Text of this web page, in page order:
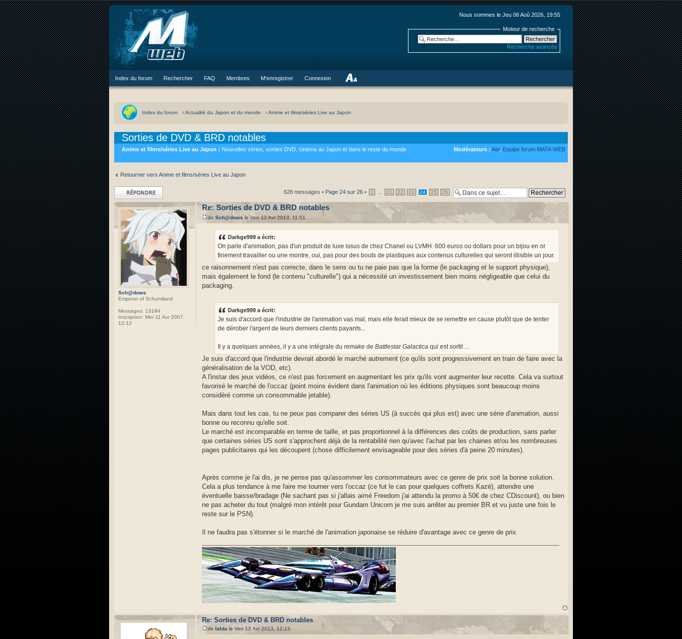
Nous sommes le Jeu 06 Aoû 2026, 19:55
Moteur de recherche
Recherche avancée
Index du forum Rechercher FAQ Membres M’enregistrer Connexion
Index du forum ‹ Actualité du Japon et du monde ‹ Anime et films/séries Live au Japon
Sorties de DVD & BRD notables
Modérateurs : Aer, Equipe forum MATA-WEB
Anime et films/séries Live au Japon : Nouvelles séries, sorties DVD, cinéma au Japon et dans le reste du monde
Retourner vers Anime et films/séries Live au Japon
Répondre 628 messages • Page 24 sur 26 • 1 21 22 23 24 25 26
Sch@dows
Emperor of Schumiland
Messages: 13194
Inscription: Mer 11 Avr 2007,
12:12
Re: Sorties de DVD & BRD notables
de Sch@dows le Ven 12 Avr 2013, 11:51
Darkge999 a écrit:
On parle d'animation, pas d'un produit de luxe issus de chez Chanel ou LVMH. 600 euros ou dollars pour un bijou en or
finement travailler ou une montre, oui, pas pour des bouts de plastiques aux contenus culturelles qui seront illisible un jour.
ce raisonnement n'est pas correcte, dans le sens ou tu ne paie pas que la forme (le packaging et le support physique),
mais également le fond (le contenu "culturelle") qui a nécessité un investissement bien moins négligeable que celui du
packaging.
Darkge999 a écrit:
Je suis d'accord que l'industrie de l'animation vas mal, mais elle ferait mieux de se remettre en cause plutôt que de tenter
de dérober l'argent de leurs derniers clients payants...
Il y a quelques années, il y a une intégrale du remake de Battlestar Galactica qui est sortit ...
Je suis d'accord que l'industrie devrait abordé le marché autrement (ce qu'ils sont progressivement en train de faire avec la
généralisation de la VOD, etc).
A l'instar des jeux vidéos, ce n'est pas forcement en augmentant les prix qu'ils vont augmenter leur recette. Cela va surtout
favorisé le marché de l'occaz (point moins évident dans l'animation où les éditions physiques sont beaucoup moins
considéré comme un consommable jetable).
Mais dans tout les cas, tu ne peux pas comparer des séries US (à succès qui plus est) avec une série d'animation, aussi
bonne ou reconnu qu'elle soit.
Le marché est incomparable en terme de taille, et pas proportionnel à la différences des coûts de production, sans parler
que certaines séries US sont s'approchent déjà de la rentabilité rien qu'avec l'achat par les chaines et/ou les nombreuses
pages publicitaires qui les découpent (chose difficilement envisageable pour des séries d'à peine 20 minutes).
Après comme je l'ai dis, je ne pense pas qu'assommer les consommateurs avec ce genre de prix soit la bonne solution.
Cela a plus tendance à me faire me tourner vers l'occaz (ce fut le cas pour quelques coffrets Kazé), attendre une
éventuelle baisse/bradage (Ne sachant pas si j'allais aimé Freedom j'ai attendu la promo à 50€ de chez CDiscount), ou bien
ne pas acheter du tout (malgré mon intérêt pour Gundam Unicorn je me suis arrêter au premier BR et vu juste une fois le
reste sur le PSN).
Il ne faudra pas s'étonner si le marché de l'animation japonaise se réduire d'avantage avec ce genre de prix.
Re: Sorties de DVD & BRD notables
de Ialda le Ven 12 Avr 2013, 12:13